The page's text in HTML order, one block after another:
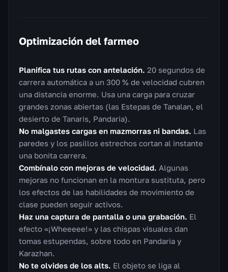
Optimización del farmeo
Planifica tus rutas con antelación. 20 segundos de
carrera automática a un 300 % de velocidad cubren
una distancia enorme. Usa una carga para cruzar
grandes zonas abiertas (las Estepas de Tanalan, el
desierto de Tanaris, Pandaria).
No malgastes cargas en mazmorras ni bandas. Las
paredes y los pasillos estrechos cortan al instante
una bonita carrera.
Combínalo con mejoras de velocidad. Algunas
mejoras no funcionan en la montura sustituta, pero
los efectos de las habilidades de movimiento de
clase pueden seguir activos.
Haz una captura de pantalla o una grabación. El
efecto «¡Wheeeee!» y las chispas visuales dan
tomas estupendas, sobre todo en Pandaria y
Karazhan.
No te olvides de los alts. El objeto se liga al